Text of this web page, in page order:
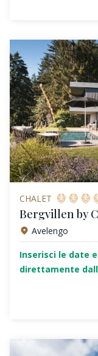
CHALET
Bergvillen by
Avelengo
Inserisci le date
direttamente